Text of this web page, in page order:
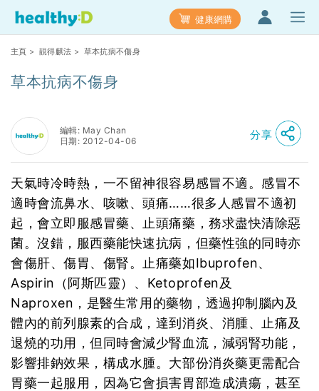
健康網購
主頁 > 靚得麒法 > 草本抗病不傷身
草本抗病不傷身
編輯: May Chan
日期: 2012-04-06
分享
天氣時冷時熱，一不留神很容易感冒不適。感冒不
適時會流鼻水、咳嗽、頭痛……很多人感冒不適初
起，會立即服感冒藥、止頭痛藥，務求盡快清除惡
菌。沒錯，服西藥能快速抗病，但藥性強的同時亦
會傷肝、傷胃、傷腎。止痛藥如Ibuprofen、
Aspirin（阿斯匹靈）、Ketoprofen及
Naproxen，是醫生常用的藥物，透過抑制腦內及
體內的前列腺素的合成，達到消炎、消腫、止痛及
退燒的功用，但同時會減少腎血流，減弱腎功能，
影響排鈉效果，構成水腫。大部份消炎藥更需配合
胃藥一起服用，因為它會損害胃部造成潰瘍，甚至